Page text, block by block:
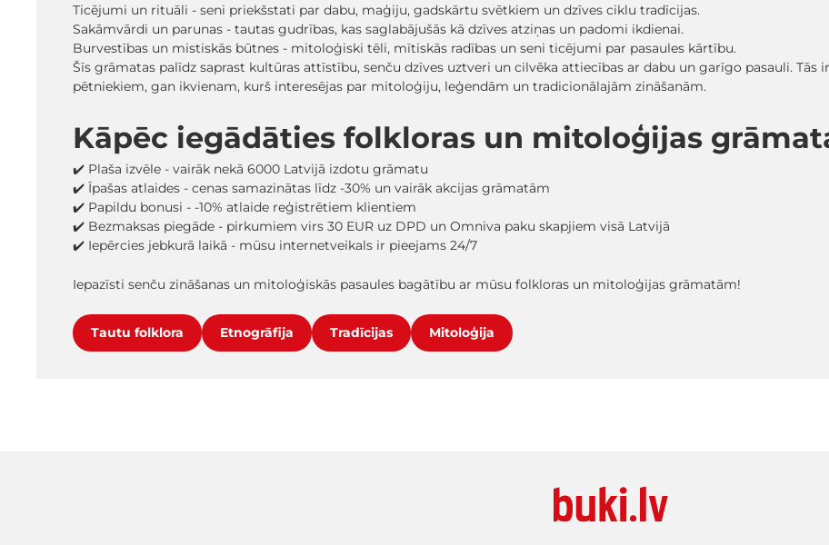
Ticējumi un rituāli - seni priekšstati par dabu, maģiju, gadskārtu svētkiem un dzīves ciklu tradīcijas.
Sakāmvārdi un parunas - tautas gudrības, kas saglabājušās kā dzīves atziņas un padomi ikdienai.
Burvestības un mistiskās būtnes - mitoloģiski tēli, mītiskās radības un seni ticējumi par pasaules kārtību.
Šīs grāmatas palīdz saprast kultūras attīstību, senču dzīves uztveri un cilvēka attiecības ar dabu un garīgo pasauli. Tās
pētniekiem, gan ikvienam, kurš interesējas par mitoloģiju, leģendām un tradicionālajām zināšanām.
Kāpēc iegādāties folkloras un mitoloģijas
✔️ Plaša izvēle - vairāk nekā 6000 Latvijā izdotu grāmatu
✔️ Īpašas atlaides - cenas samazinātas līdz -30% un vairāk akcijas grāmatām
✔️ Papildu bonusi - -10% atlaide reģistrētiem klientiem
✔️ Bezmaksas piegāde - pirkumiem virs 30 EUR uz DPD un Omniva paku skapjiem visā Latvijā
✔️ Iepērcies jebkurā laikā - mūsu internetveikals ir pieejams 24/7
Iepazīsti senču zināšanas un mitoloģiskās pasaules bagātību ar mūsu folkloras un mitoloģijas grāmatām!
Tautu folklora Etnogrāfija Tradīcijas Mitoloģija